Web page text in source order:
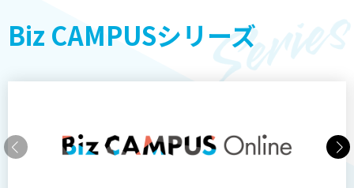
CAMPUS Live（以下「メインサービス」と言います）
を契約するときは、以下の契約ルールに準ずるものと
初期費用は全正社員数に応じて、利用料金は利用者
数に応じて選択してください。
Biz CAMPUSシリーズ